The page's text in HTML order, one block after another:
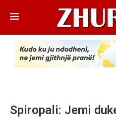
Spiropali: Jemi